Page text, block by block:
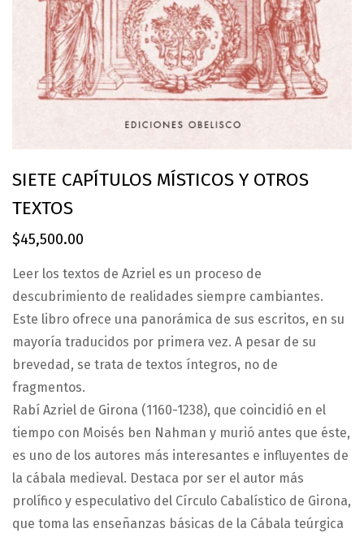
SIETE CAPÍTULOS MÍSTICOS Y OTROS
TEXTOS
$45,500.00
Leer los textos de Azriel es un proceso de
descubrimiento de realidades siempre cambiantes.
Este libro ofrece una panorámica de sus escritos, en su
mayoría traducidos por primera vez. A pesar de su
brevedad, se trata de textos íntegros, no de
fragmentos.
Rabí Azriel de Girona (1160-1238), que coincidió en el
tiempo con Moisés ben Nahman y murió antes que éste,
es uno de los autores más interesantes e influyentes de
la cábala medieval. Destaca por ser el autor más
prolífico y especulativo del Círculo Cabalístico de Girona,
que toma las enseñanzas básicas de la Cábala teúrgica